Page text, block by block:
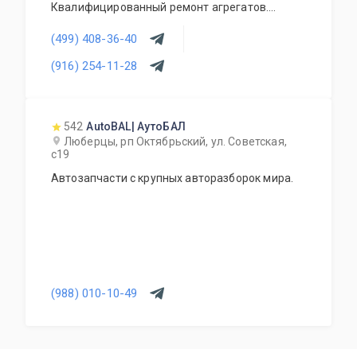
Квалифицированный ремонт агрегатов.
профильный автомобиль. Оригинальные и б/у
(499) 408-36-40
(916) 254-11-28
542 AutoBAL| АутоБАЛ
Люберцы, рп Октябрьский, ул. Советская,
с19
Автозапчасти с крупных авторазборок мира.
(988) 010-10-49